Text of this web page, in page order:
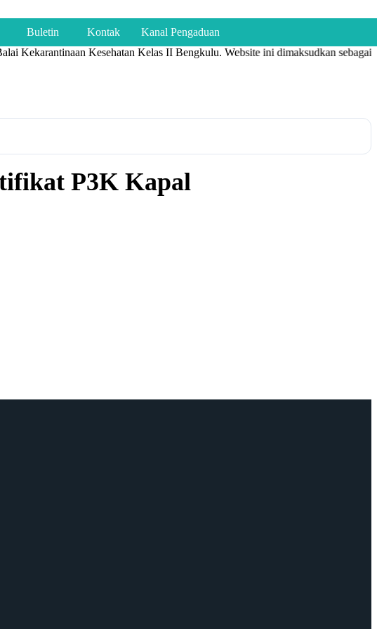
Buletin Kontak
Kanal Pengaduan
Kekarantinaan Kesehatan Kelas II Bengkulu. Website ini dimaksudkan
P3K Kapal